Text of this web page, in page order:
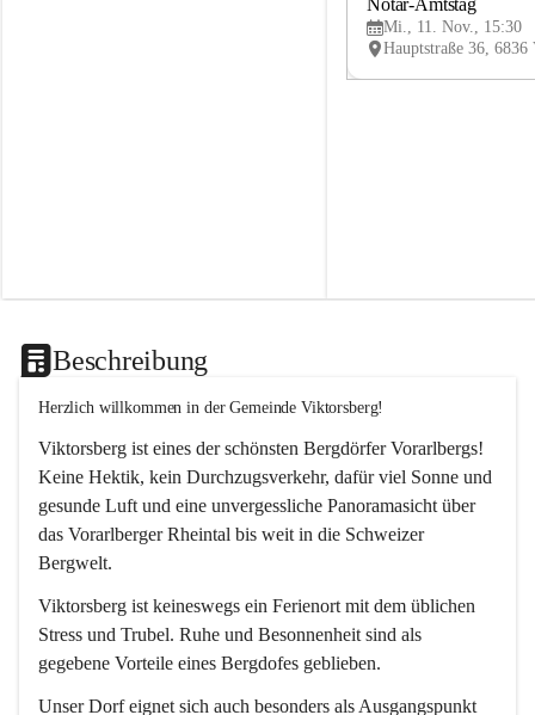
Notar-Amtstag
Mi., 11. Nov., 15:30
Beschreibung
Herzlich willkommen in der Gemeinde Viktorsberg!
Viktorsberg ist eines der schönsten Bergdörfer Vorarlbergs!
Keine Hektik, kein Durchzugsverkehr, dafür viel Sonne und
gesunde Luft und eine unvergessliche Panoramasicht über
das Vorarlberger Rheintal bis weit in die Schweizer
Bergwelt.
Viktorsberg ist keineswegs ein Ferienort mit dem üblichen
Stress und Trubel. Ruhe und Besonnenheit sind als
gegebene Vorteile eines Bergdofes geblieben.
Unser Dorf eignet sich auch besonders als Ausgangspunkt